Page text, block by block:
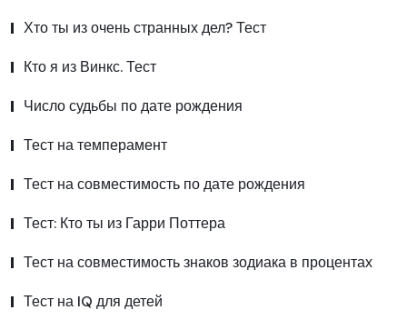
Хто ты из очень странных дел? Тест
Кто я из Винкс. Тест
Число судьбы по дате рождения
Тест на темперамент
Тест на совместимость по дате рождения
Тест: Кто ты из Гарри Поттера
Тест на совместимость знаков зодиака в процентах
Тест на IQ для детей